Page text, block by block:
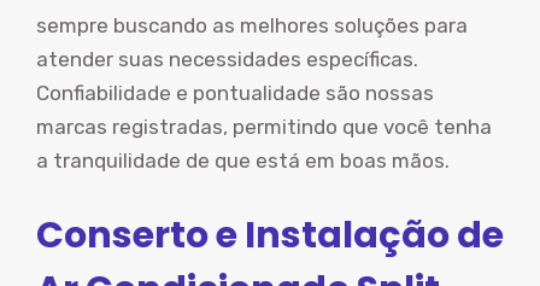
sempre buscando as melhores soluções para
atender suas necessidades específicas.
Confiabilidade e pontualidade são nossas
marcas registradas, permitindo que você tenha
a tranquilidade de que está em boas mãos.
Conserto e Instalação de